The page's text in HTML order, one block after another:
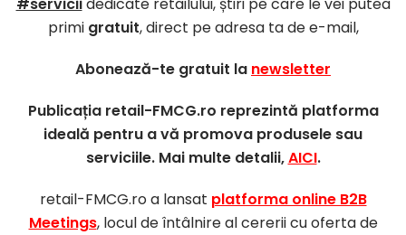
#serviciidedicate retailului, știri pe care le vei putea
primi gratuit, direct pe adresa ta de e-mail,
Abonează-te gratuit la newsletter
Publicația retail-FMCG.ro reprezintă platforma
ideală pentru a vă promova produsele sau
serviciile. Mai multe detalii,AICI.
retail-FMCG.ro a lansat platforma online B2B
Meetings, locul de întâlnire al cererii cu oferta de